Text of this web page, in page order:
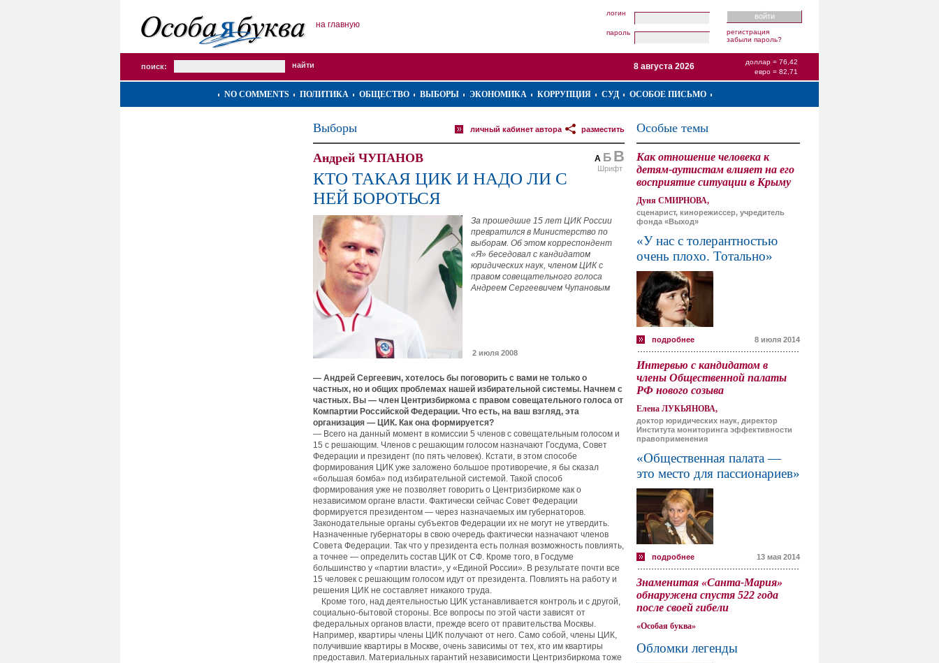
на главную
логин
пароль
регистрация
забыли пароль?
поиск:
доллар = 76,42
евро = 82,71
8 августа 2026
NO COMMENTS ПОЛИТИКА ОБЩЕСТВО ВЫБОРЫ ЭКОНОМИКА КОРРУПЦИЯ СУД ОСОБОЕ ПИСЬМО
Выборы разместить
личный кабинет автора
А Б В
Шрифт
Андрей ЧУПАНОВ
КТО ТАКАЯ ЦИК И НАДО ЛИ С
НЕЙ БОРОТЬСЯ
За прошедшие 15 лет ЦИК России
превратился в Министерство по
выборам. Об этом корреспондент
«Я» беседовал с кандидатом
юридических наук, членом ЦИК с
правом совещательного голоса
Андреем Сергеевичем Чупановым
2 июля 2008
— Андрей Сергеевич, хотелось бы поговорить с вами не только о
частных, но и общих проблемах нашей избирательной системы. Начнем с
частных. Вы — член Центризбиркома с правом совещательного голоса от
Компартии Российской Федерации. Что есть, на ваш взгляд, эта
организация — ЦИК. Как она формируется?
— Всего на данный момент в комиссии 5 членов с совещательным голосом и
15 с решающим. Членов с решающим голосом назначают Госдума, Совет
Федерации и президент (по пять человек). Кстати, в этом способе
формирования ЦИК уже заложено большое противоречие, я бы сказал
«большая бомба» под избирательной системой. Такой способ
формирования уже не позволяет говорить о Центризбиркоме как о
независимом органе власти. Фактически сейчас Совет Федерации
формируется президентом — через назначаемых им губернаторов.
Законодательные органы субъектов Федерации их не могут не утвердить.
Назначенные губернаторы в свою очередь фактически назначают членов
Совета Федерации. Так что у президента есть полная возможность повлиять,
а точнее — определить состав ЦИК от СФ. Кроме того, в Госдуме
большинство у «партии власти», у «Единой России». В результате почти все
15 человек с решающим голосом идут от президента. Повлиять на работу и
решения ЦИК не составляет никакого труда.
Кроме того, над деятельностью ЦИК устанавливается контроль и с другой,
социально-бытовой стороны. Все вопросы по этой части зависят от
федеральных органов власти, прежде всего от правительства Москвы.
Например, квартиры члены ЦИК получают от него. Само собой, члены ЦИК,
получившие квартиры в Москве, очень зависимы от тех, кто им квартиры
предоставил. Материальных гарантий независимости Центризбиркома тоже
Особые темы
Как отношение человека к
детям-аутистам влияет на его
восприятие ситуации в Крыму
Дуня СМИРНОВА,
сценарист, кинорежиссер, учредитель
фонда «Выход»
«У нас с толерантностью
очень плохо. Тотально»
подробнее 8 июля 2014
Интервью с кандидатом в
члены Общественной палаты
РФ нового созыва
Елена ЛУКЬЯНОВА,
доктор юридических наук, директор
Института мониторинга эффективности
правоприменения
«Общественная палата —
это место для пассионариев»
подробнее 13 мая 2014
Знаменитая «Санта-Мария»
обнаружена спустя 522 года
после своей гибели
«Особая буква»
Обломки легенды